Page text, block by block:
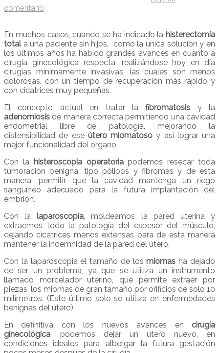
comentario
En muchos casos, cuando se ha indicado la histerectomía
totala una paciente sin hijos, como la única solución y en
los últimos años ha habido grandes avances en cuanto a
cirugía ginecológica respecta, realizándose hoy en día
cirugías mínimamente invasivas, las cuales son menos
dolorosas, con un tiempo de recuperación más rápido y
con cicatrices muy pequeñas.
El concepto actual en tratar lafibromatosis y la
adenomiosis de manera correcta permitiendo una cavidad
endometrial libre de patología, mejorando la
distensibilidad de ese útero miomatoso y así lograr una
mejor funcionalidad del órgano.
Con la histeroscopia operatoriapodemos resecar toda
tumoración benigna, tipo pólipos y fibromas y de esta
manera, permitir que la cavidad mantenga un riego
sanguíneo adecuado para la futura implantación del
embrión.
Con lalaparoscopia, moldeamos la pared uterina y
extraemos todo la patología del espesor del músculo,
dejando cicatrices menos extensas para de esta manera
mantener la indemnidad de la pared del útero.
Con la laparoscopia el tamaño de losmiomas ha dejado
de ser un problema, ya que se utiliza un instrumento
llamado morcelador uterino, que permite extraer por
piezas, los miomas de gran tamaño por orificios de solo 10
milímetros. (Este último solo se utiliza en enfermedades
benignas del útero).
En definitiva con los nuevos avances en cirugía
ginecológica, podemos dejar un útero nuevo, en
condiciones ideales para albergar la futura gestación